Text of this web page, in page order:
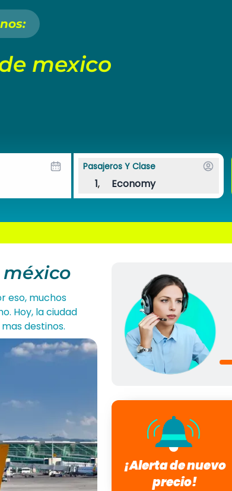
mexico
Pasajeros Y Clase
1, Economy
eso, muchos
Hoy, la ciudad
destinos.
¡Alerta de nuevo
precio!